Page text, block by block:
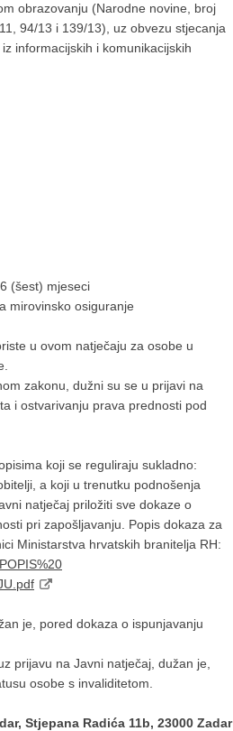
obrazovanju (Narodne novine, broj
94/13 i 139/13), uz obvezu stjecanja
informacijskih i komunikacijskih
(šest) mjeseci
mirovinsko osiguranje
u ovom natječaju za osobe u
zakonu, dužni su se u prijavi na
i ostvarivanju prava prednosti pod
koji se reguliraju sukladno:
a koji u trenutku podnošenja
natječaj priložiti sve dokaze o
pri zapošljavanju. Popis dokaza za
Ministarstva hrvatskih branitelja RH:
je, pored dokaza o ispunjavanju
prijavu na Javni natječaj, dužan je,
osobe s invaliditetom.
Stjepana Radića 11b, 23000 Zadar